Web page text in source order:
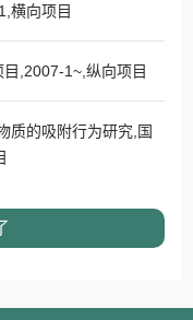
横向项目
,2007-1~,纵向项目
质的吸附行为研究,国